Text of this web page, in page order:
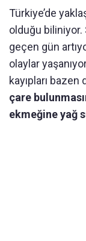
Türkiye’de
olduğu biliniyor.
geçen gün
olaylar
kayıpları
çare
ekmeğine yağ